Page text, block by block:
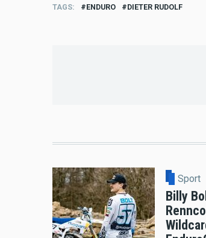
TAGS ENDURO DIETER RUDOLF
Sport
Billy